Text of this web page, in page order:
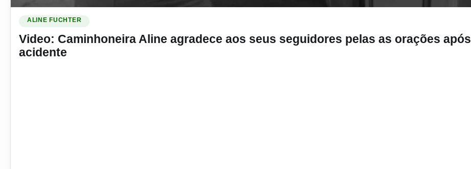
ALINE FUCHTER
Video: Caminhoneira Aline agradece aos seus seguidores pelas as orações após
acidente